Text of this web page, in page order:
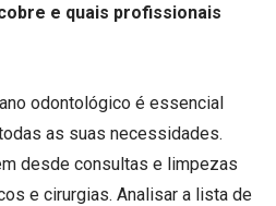
e quais profissionais
odontológico é essencial
as suas necessidades.
desde consultas e limpezas
e cirurgias. Analisar a lista de